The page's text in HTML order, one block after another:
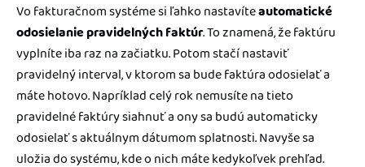
Vo fakturačnom systéme si ľahko nastavíteautomatické
odosielanie pravidelných faktúr. To znamená, že faktúru
vyplníte iba raz na začiatku. Potom stačí nastaviť
pravidelný interval, v ktorom sa bude faktúra odosielať a
máte hotovo. Napríklad celý rok nemusíte na tieto
pravidelné faktúry siahnuť a ony sa budú automaticky
odosielať s aktuálnym dátumom splatnosti. Navyše sa
uložia do systému, kde o nich máte kedykoľvek prehľad.